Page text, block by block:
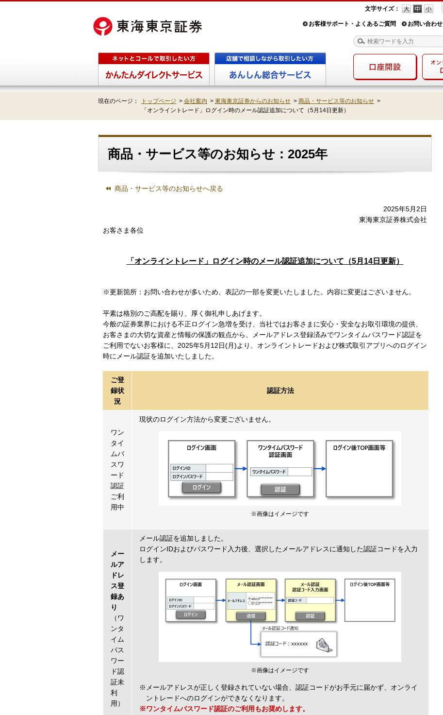
文字サイズ：
お客様サポート・よくあるご質問 お問い合わせ
現在のページ： トップページ > 会社案内 > 東海東京証券からのお知らせ > 商品・サービス等のお知らせ >
「オンライントレード」ログイン時のメール認証追加について（5月14日更新）
商品・サービス等のお知らせ：2025年
商品・サービス等のお知らせへ戻る
2025年5月2日
東海東京証券株式会社
お客さま各位
「オンライントレード」ログイン時のメール認証追加について（5月14日更新）
※更新箇所：お問い合わせが多いため、表記の一部を変更いたしました。内容に変更はございません。
平素は格別のご高配を賜り、厚く御礼申しあげます。
今般の証券業界における不正ログイン急増を受け、当社ではお客さまに安心・安全なお取引環境の提供、
お客さまの大切な資産と情報の保護の観点から、メールアドレス登録済みでワンタイムパスワード認証を
ご利用でないお客様に、2025年5月12日(月)より、オンライントレードおよび株式取引アプリへのログイン
時にメール認証を追加いたしました。
ご登
録状
況
認証方法
ワン
タイ
ムパ
スワ
ード
認証
ご利
用中
現状のログイン方法から変更ございません。
※画像はイメージです
メー
ルア
ドレ
ス登
録あ
り
（ワ
ンタ
イム
パス
ワー
ド認
証未
利
用）
メール認証を追加しました。
ログインIDおよびパスワード入力後、選択したメールアドレスに通知した認証コードを入力
します。
※画像はイメージです
※メールアドレスが正しく登録されていない場合、認証コードがお手元に届かず、オンライ
ントレードへのログインができなくなります。
※ワンタイムパスワード認証のご利用もお奨めします。